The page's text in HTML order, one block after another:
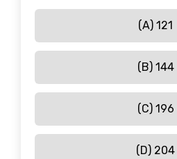
(A) 121
(B) 144
(C) 196
(D) 204